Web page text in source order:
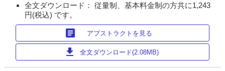
全文ダウンロード： 従量制、基本料金制の方共に1,243
円(税込) です。
article アブストラクトを見る
download 全文ダウンロード(2.08MB)